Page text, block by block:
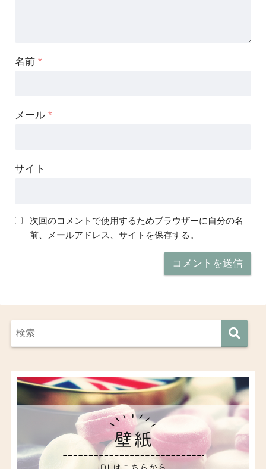
名前*
メール*
サイト
次回のコメントで使用するためブラウザーに自分の名
前、メールアドレス、サイトを保存する。